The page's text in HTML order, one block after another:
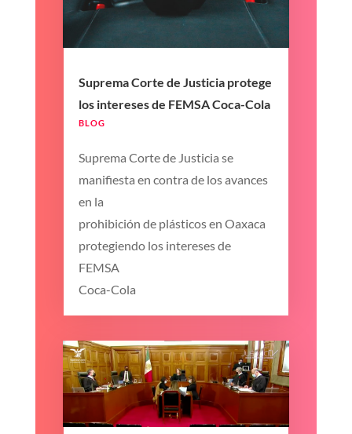
Suprema Corte de Justicia protege
los intereses de FEMSA Coca-Cola
BLOG
Suprema Corte de Justicia se
manifiesta en contra de los avances
en la
prohibición de plásticos en Oaxaca
protegiendo los intereses de
FEMSA
Coca-Cola